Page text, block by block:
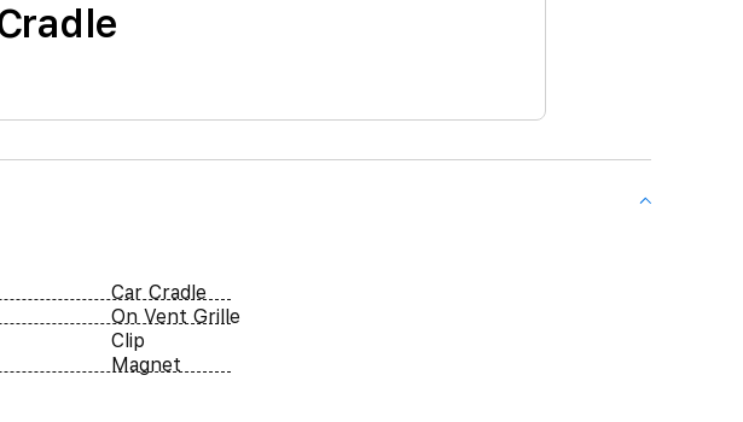
Car Cradle
On Vent Grille
Clip
Magnet